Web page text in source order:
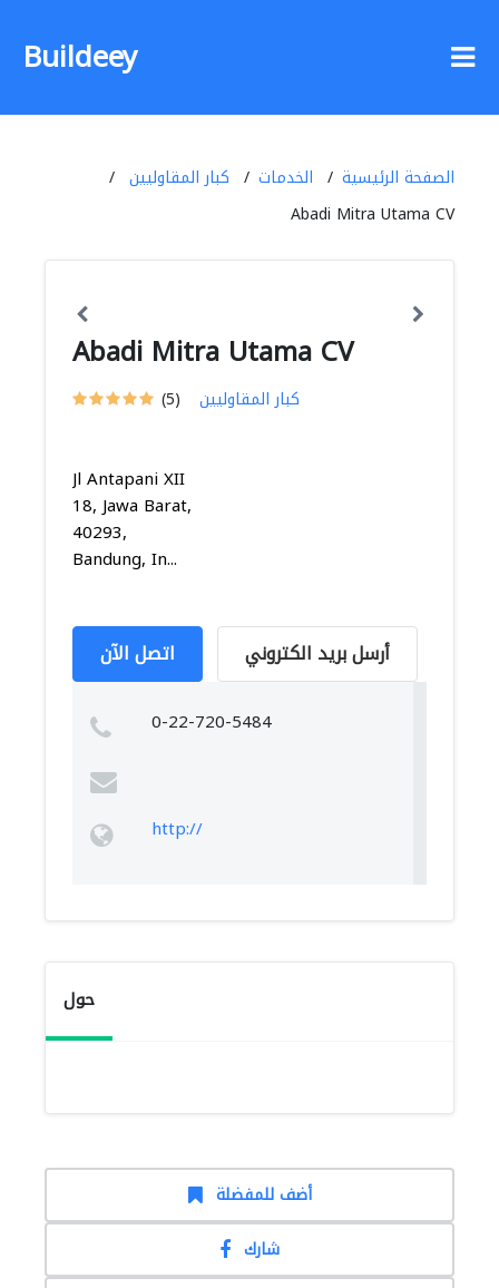
Buildeey
الصفحة الرئيسية الخدمات
كبار المقاوليين
Abadi Mitra Utama CV
Abadi Mitra Utama CV
(5) كبار المقاوليين
Jl Antapani XII
18, Jawa Barat,
40293,
Bandung, In...
اتصل الآن أرسل بريد الكتروني
0-22-720-5484
http://
حول
أضف للمفضلة
شارك